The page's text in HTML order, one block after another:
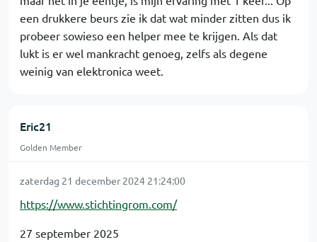
een drukkere beurs zie ik dat wat minder zitten dus ik
probeer sowieso een helper mee te krijgen. Als dat
lukt is er wel mankracht genoeg, zelfs als degene
weinig van elektronica weet.
Eric21
Golden Member
zaterdag 21 december 2024 21:24:00
https://www.stichtingrom.com/
27 september 2025